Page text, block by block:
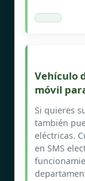
Vehículo
móvil
Si quieres
también
eléctricas.
en SMS